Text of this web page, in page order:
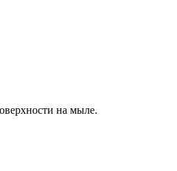
на мыле.